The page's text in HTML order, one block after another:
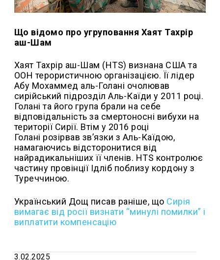
Що відомо про угруповання Хаят Тахрір
аш-Шам
Хаят Тахрір аш-Шам (HTS) визнана США та
ООН терористичною організацією. Її лідер
Абу Мохаммед аль-Голані очолював
сирійський підрозділ Аль-Каїди у 2011 році.
Голані та його група брали на себе
відповідальність за смертоносні вибухи на
території Сирії. Втім у 2016 році
Голані розірвав зв’язки з Аль-Каїдою,
намагаючись відсторонитися від
найрадикальніших її членів. HTS контролює
частину провінції Ідліб поблизу кордону з
Туреччиною.
Український Дощ писав раніше, що Сирія
вимагає від росії визнати “минулі помилки” і
виплатити компенсацію
3.02.2025